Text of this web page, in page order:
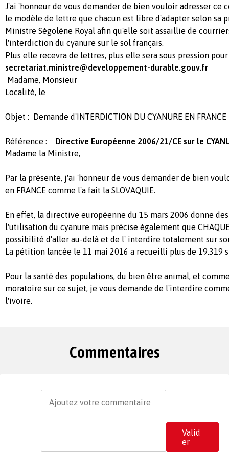
J'ai 'honneur de vous demander de bien vouloir adresser ce
le modèle de lettre que chacun est libre d'adapter selon sa
Ministre Ségolène Royal afin qu'elle soit assaillie de
l'interdiction du cyanure sur le sol français.
Plus elle recevra de lettres, plus elle sera sous pression
secretariat.ministre@developpement-durable.gouv.fr
Madame, Monsieur
Localité, le
Objet : Demande d'INTERDICTION DU CYANURE EN FRANCE
Référence : Directive Européenne 2006/21/CE sur le
Madame la Ministre,
Par la présente, j'ai 'honneur de vous demander de bien
en FRANCE comme l'a fait la SLOVAQUIE.
En effet, la directive européenne du 15 mars 2006 donne
l'utilisation du cyanure mais précise également que CHAQUE
possibilité d'aller au-delà et de l' interdire totalement sur
La pétition lancée le 11 mai 2016 a recueilli plus de 19.319
Pour la santé des populations, du bien être animal, et
moratoire sur ce sujet, je vous demande de l'interdire
l'ivoire.
Commentaires
Valid
er